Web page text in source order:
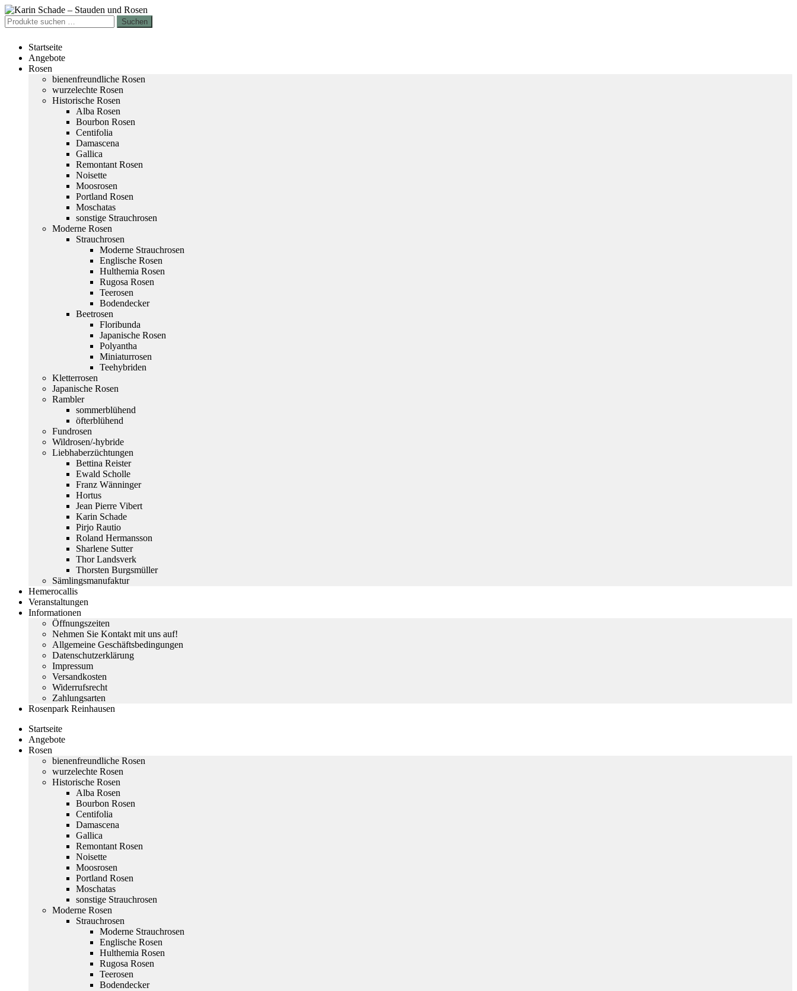
Zur
Navigation
springen
Zum
Inhalt
springen
Suchen
nach:
Suchen
Startseite
Angebote
Rosen
bienenfreundliche Rosen
wurzelechte Rosen
Historische Rosen
Alba Rosen
Bourbon Rosen
Centifolia
Damascena
Gallica
Remontant Rosen
Noisette
Moosrosen
Portland Rosen
Moschatas
sonstige Strauchrosen
Moderne Rosen
Strauchrosen
Moderne Strauchrosen
Englische Rosen
Hulthemia Rosen
Rugosa Rosen
Teerosen
Bodendecker
Beetrosen
Floribunda
Japanische Rosen
Polyantha
Miniaturrosen
Teehybriden
Kletterrosen
Japanische Rosen
Rambler
sommerblühend
öfterblühend
Fundrosen
Wildrosen/-hybride
Liebhaberzüchtungen
Bettina Reister
Ewald Scholle
Franz Wänninger
Hortus
Jean Pierre Vibert
Karin Schade
Pirjo Rautio
Roland Hermansson
Sharlene Sutter
Thor Landsverk
Thorsten Burgsmüller
Sämlingsmanufaktur
Hemerocallis
Veranstaltungen
Informationen
Öffnungszeiten
Nehmen Sie Kontakt mit uns auf!
Allgemeine Geschäftsbedingungen
Datenschutzerklärung
Impressum
Versandkosten
Widerrufsrecht
Zahlungsarten
Rosenpark Reinhausen
Startseite
Angebote
Rosen
bienenfreundliche Rosen
wurzelechte Rosen
Historische Rosen
Alba Rosen
Bourbon Rosen
Centifolia
Damascena
Gallica
Remontant Rosen
Noisette
Moosrosen
Portland Rosen
Moschatas
sonstige Strauchrosen
Moderne Rosen
Strauchrosen
Moderne Strauchrosen
Englische Rosen
Hulthemia Rosen
Rugosa Rosen
Teerosen
Bodendecker